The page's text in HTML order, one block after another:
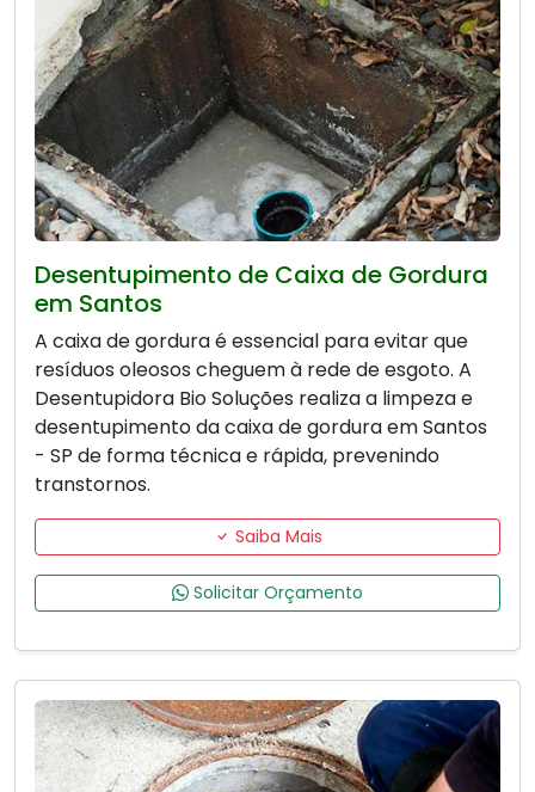
Desentupimento de Caixa de Gordura
em Santos
A caixa de gordura é essencial para evitar que
resíduos oleosos cheguem à rede de esgoto. A
Desentupidora Bio Soluções realiza a limpeza e
desentupimento da caixa de gordura em Santos
- SP de forma técnica e rápida, prevenindo
transtornos.
Saiba Mais
Solicitar Orçamento